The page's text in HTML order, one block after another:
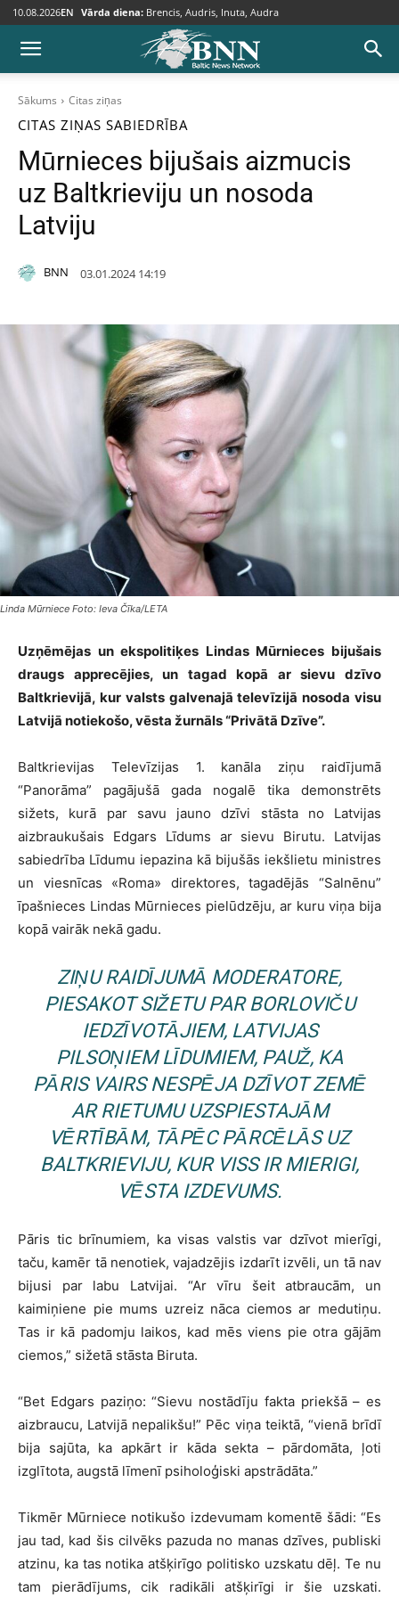
10.08.2026EN Vārda diena: Brencis, Audris, Inuta, Audra
Sākums Citas ziņas
CITAS ZIŅAS SABIEDRĪBA
Mūrnieces bijušais aizmucis
uz Baltkrieviju un nosoda
Latviju
BNN 03.01.2024 14:19
Linda Mūrniece Foto: Ieva Čīka/LETA
Uzņēmējas un ekspolitiķes Lindas Mūrnieces bijušais
draugs apprecējies, un tagad kopā ar sievu dzīvo
Baltkrievijā, kur valsts galvenajā televīzijā nosoda visu
Latvijā notiekošo, vēsta žurnāls “Privātā Dzīve”.
Baltkrievijas Televīzijas 1. kanāla ziņu raidījumā
“Panorāma” pagājušā gada nogalē tika demonstrēts
sižets, kurā par savu jauno dzīvi stāsta no Latvijas
aizbraukušais Edgars Līdums ar sievu Birutu. Latvijas
sabiedrība Līdumu iepazina kā bijušās iekšlietu ministres
un viesnīcas «Roma» direktores, tagadējās “Salnēnu”
īpašnieces Lindas Mūrnieces pielūdzēju, ar kuru viņa bija
kopā vairāk nekā gadu.
ZIŅU RAIDĪJUMĀ MODERATORE,
PIESAKOT SIŽETU PAR BORLOVIČU
IEDZĪVOTĀJIEM, LATVIJAS
PILSOŅIEM LĪDUMIEM, PAUŽ, KA
PĀRIS VAIRS NESPĒJA DZĪVOT ZEMĒ
AR RIETUMU UZSPIESTAJĀM
VĒRTĪBĀM, TĀPĒC PĀRCĒLĀS UZ
BALTKRIEVIJU, KUR VISS IR MIERIGI,
VĒSTA IZDEVUMS.
Pāris tic brīnumiem, ka visas valstis var dzīvot mierīgi,
taču, kamēr tā nenotiek, vajadzējis izdarīt izvēli, un tā nav
bijusi par labu Latvijai. “Ar vīru šeit atbraucām, un
kaimiņiene pie mums uzreiz nāca ciemos ar medutiņu.
Tas ir kā padomju laikos, kad mēs viens pie otra gājām
ciemos,” sižetā stāsta Biruta.
“Bet Edgars paziņo: “Sievu nostādīju fakta priekšā – es
aizbraucu, Latvijā nepalikšu!” Pēc viņa teiktā, “vienā brīdī
bija sajūta, ka apkārt ir kāda sekta – pārdomāta, ļoti
izglītota, augstā līmenī psiholoģiski apstrādāta.”
Tikmēr Mūrniece notikušo izdevumam komentē šādi: “Es
jau tad, kad šis cilvēks pazuda no manas dzīves, publiski
atzinu, ka tas notika atšķirīgo politisko uzskatu dēļ. Te nu
tam pierādījums, cik radikāli atšķirīgi ir šie uzskati.